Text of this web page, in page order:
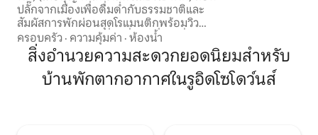
ปลั๊กจากเมืองเพื่อดื่มด่ำกับธรรมชาติและ
สัมผัสการพักผ่อนสุดโรแมนติกพร้อมวิว
พระอาทิตย์ตกดินที่น่าตื่นตาตื่นใจที่ ZIA
Geo Dome ของเราที่ El Mistico Ranch El
Mistico Ranch ประกอบด้วยพื้นที่ทะเล
ทรายสูงตามธรรมชาติ 30 เอเคอร์พร้อมน้ำ
ในฤดูใบไม้ผลิตามธรรมชาติซึ่งอยู่ใกล้กับป่า
ครอบครัว · ความคุ้มค่า · ห้องน้ำ
สิ่งอำนวยความสะดวกยอดนิยมสำหรับ
บ้านพักตากอากาศในรูอิดโซโดว์นส์